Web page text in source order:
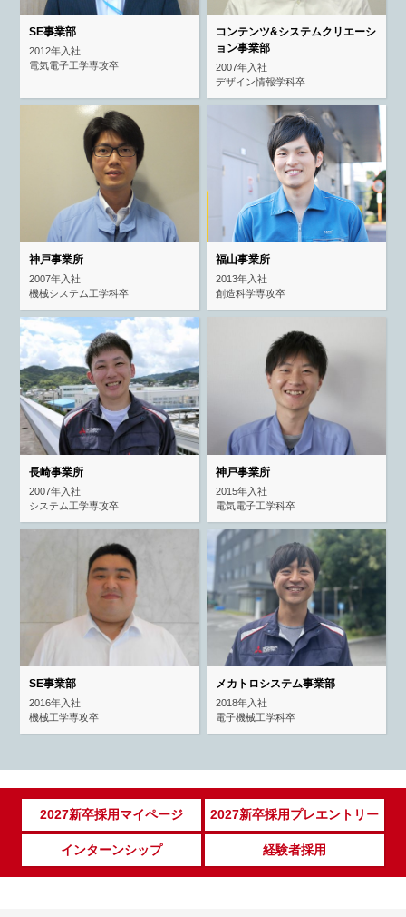
SE事業部
2012年入社
電気電子工学専攻卒
コンテンツ&システムクリエーシ
ョン事業部
2007年入社
デザイン情報学科卒
神戸事業所
2007年入社
機械システム工学科卒
福山事業所
2013年入社
創造科学専攻卒
長崎事業所
2007年入社
システム工学専攻卒
神戸事業所
2015年入社
電気電子工学科卒
SE事業部
2016年入社
機械工学専攻卒
メカトロシステム事業部
2018年入社
電子機械工学科卒
2027新卒採用マイページ 2027新卒採用プレエントリー
インターンシップ 経験者採用